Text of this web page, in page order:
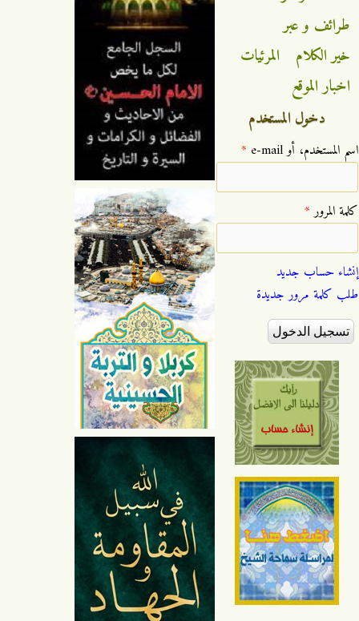
طرائف و عبر
خير الكلام
المرئيات
اخبار الموقع
دخول المستخدم
‏اسم المستخدم، أو e-mail ‏ *
‏كلمة المرور ‏*
إنشاء حساب جديد
طلب كلمة مرور جديدة